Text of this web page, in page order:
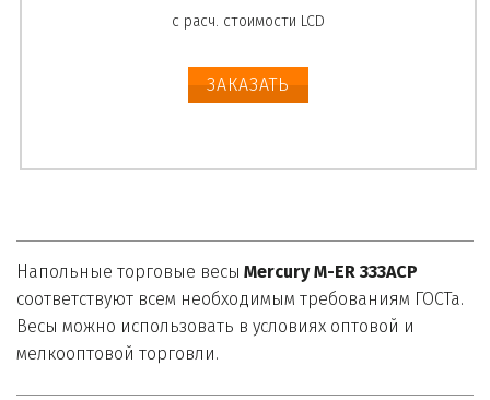
с расч. стоимости LCD
ЗАКАЗАТЬ
Напольные торговые весы Mercury M-ER 333ACP
соответствуют всем необходимым требованиям ГОСТа.
Весы можно использовать в условиях оптовой и
мелкооптовой торговли.